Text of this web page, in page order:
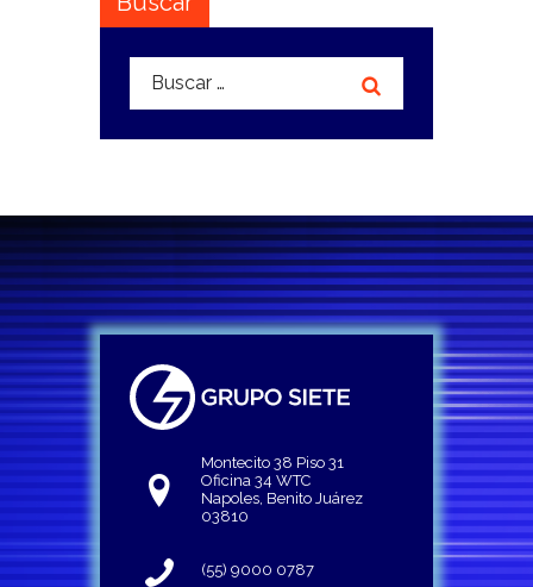
Buscar:
Montecito 38 Piso 31
Oficina 34 WTC
Napoles, Benito Juárez
03810
(55) 9000 0787